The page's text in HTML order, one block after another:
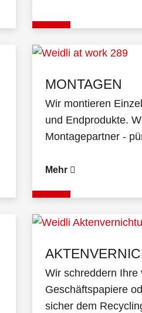
MONTAGEN
Wir montieren
und Endprodukte.
Montagepartner -
Mehr
Wir schreddern Ihre
Geschäftspapiere
sicher dem